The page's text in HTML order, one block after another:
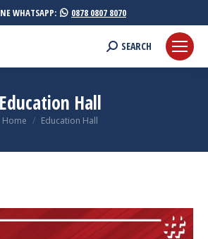
WHATSAPP: 0878 0807 8070
Search:
SEARCH
Education Hall
You are here:
Home Education Hall